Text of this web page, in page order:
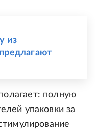
из
полную
упаковки за